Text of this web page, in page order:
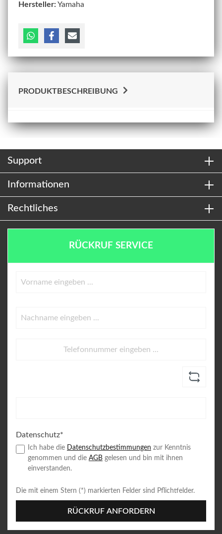
Hersteller: Yamaha
PRODUKTBESCHREIBUNG
Support
Informationen
Rechtliches
RÜCKRUF SERVICE
Datenschutz*
Ich habe die Datenschutzbestimmungen zur Kenntnis
genommen und die AGB gelesen und bin mit ihnen
einverstanden.
Die mit einem Stern (*) markierten Felder sind Pflichtfelder.
RÜCKRUF ANFORDERN